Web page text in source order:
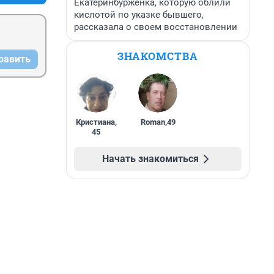
Екатеринбурженка, которую облили
кислотой по указке бывшего,
рассказала о своем восстановлении
ЗНАКОМСТВА
Кристиана,
45
Roman,49
Начать знакомиться